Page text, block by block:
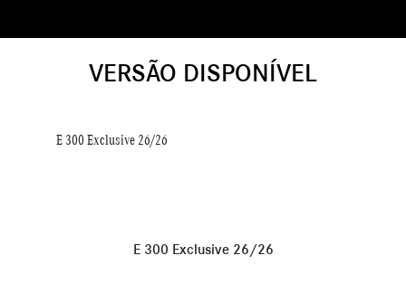
VERSÃO DISPONÍVEL
E 300 Exclusive 26/26
E 300 Exclusive 26/26